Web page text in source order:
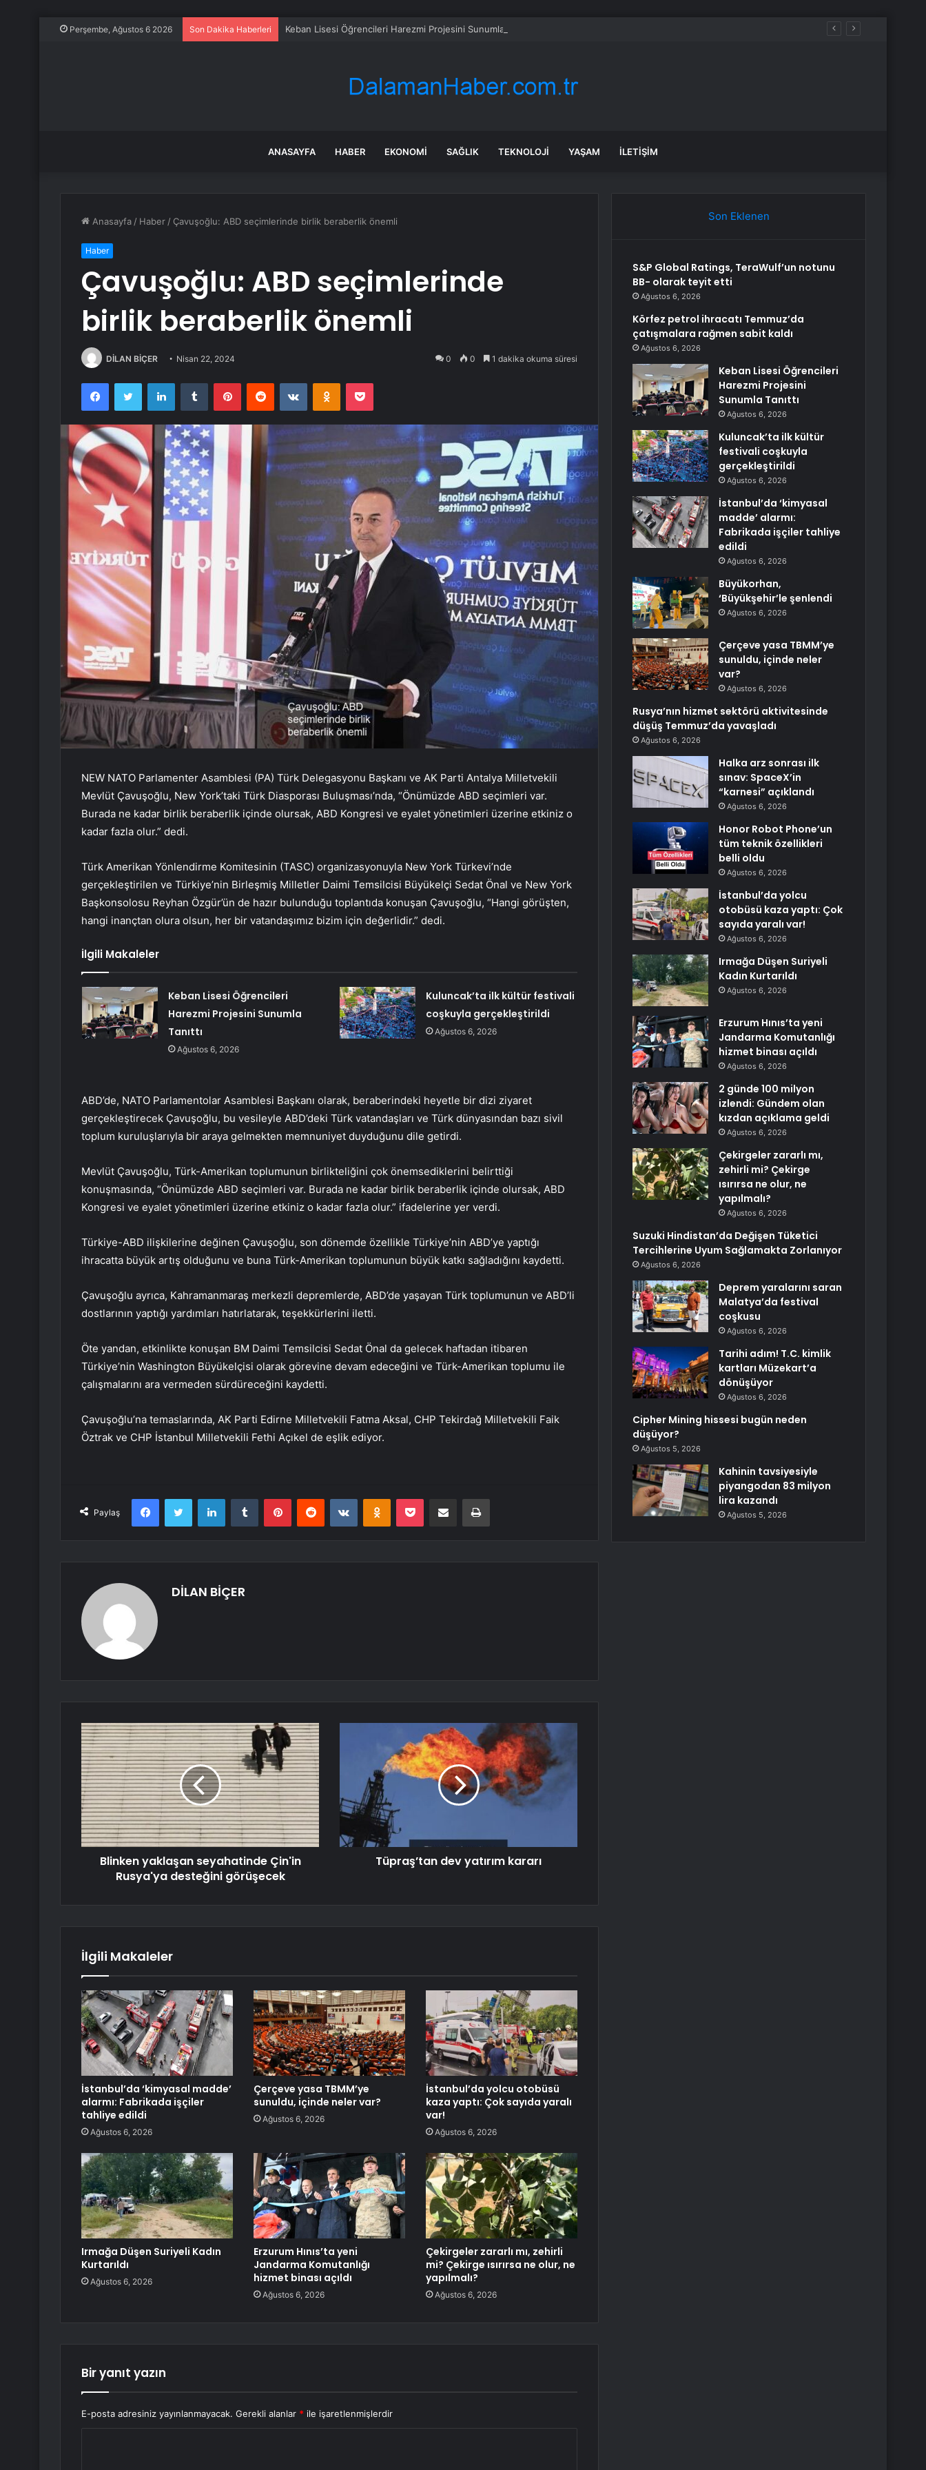
Perşembe, Ağustos 6 2026 Son Dakika Haberleri Keban Lisesi Öğrencileri Harezmi Projesini Sunumla Tanıttı
ANASAYFA HABER EKONOMI SAĞLIK TEKNOLOJI YAŞAM İLETIŞIM
Anasayfa / Haber / Çavuşoğlu: ABD seçimlerinde birlik beraberlik önemli
Haber
Çavuşoğlu: ABD seçimlerinde
birlik beraberlik önemli
DİLAN BİÇER Nisan 22, 2024 0 0 1 dakika okuma süresi
FacebookTwitter LinkedInTumblr PinterestReddit VKontakteOdnoklassniki
Pocket
NEW NATO Parlamenter Asamblesi (PA) Türk Delegasyonu Başkanı ve AK Parti Antalya Milletvekili
Mevlüt Çavuşoğlu, New York’taki Türk Diasporası Buluşması’nda, “Önümüzde ABD seçimleri var.
Burada ne kadar birlik beraberlik içinde olursak, ABD Kongresi ve eyalet yönetimleri üzerine etkiniz o
kadar fazla olur.” dedi.
Türk Amerikan Yönlendirme Komitesinin (TASC) organizasyonuyla New York Türkevi’nde
gerçekleştirilen ve Türkiye’nin Birleşmiş Milletler Daimi Temsilcisi Büyükelçi Sedat Önal ve New York
Başkonsolosu Reyhan Özgür’ün de hazır bulunduğu toplantıda konuşan Çavuşoğlu, “Hangi görüşten,
hangi inançtan olura olsun, her bir vatandaşımız bizim için değerlidir.” dedi.
İlgili Makaleler
Keban Lisesi Öğrencileri
Harezmi Projesini Sunumla
Tanıttı
Ağustos 6, 2026
Kuluncak’ta ilk kültür festivali
coşkuyla gerçekleştirildi
Ağustos 6, 2026
ABD’de, NATO Parlamentolar Asamblesi Başkanı olarak, beraberindeki heyetle bir dizi ziyaret
gerçekleştirecek Çavuşoğlu, bu vesileyle ABD’deki Türk vatandaşları ve Türk dünyasından bazı sivil
toplum kuruluşlarıyla bir araya gelmekten memnuniyet duyduğunu dile getirdi.
Mevlüt Çavuşoğlu, Türk-Amerikan toplumunun birlikteliğini çok önemsediklerini belirttiği
konuşmasında, “Önümüzde ABD seçimleri var. Burada ne kadar birlik beraberlik içinde olursak, ABD
Kongresi ve eyalet yönetimleri üzerine etkiniz o kadar fazla olur.” ifadelerine yer verdi.
Türkiye-ABD ilişkilerine değinen Çavuşoğlu, son dönemde özellikle Türkiye’nin ABD’ye yaptığı
ihracatta büyük artış olduğunu ve buna Türk-Amerikan toplumunun büyük katkı sağladığını kaydetti.
Çavuşoğlu ayrıca, Kahramanmaraş merkezli depremlerde, ABD’de yaşayan Türk toplumunun ve ABD’li
dostlarının yaptığı yardımları hatırlatarak, teşekkürlerini iletti.
Öte yandan, etkinlikte konuşan BM Daimi Temsilcisi Sedat Önal da gelecek haftadan itibaren
Türkiye’nin Washington Büyükelçisi olarak görevine devam edeceğini ve Türk-Amerikan toplumu ile
çalışmalarını ara vermeden sürdüreceğini kaydetti.
Çavuşoğlu’na temaslarında, AK Parti Edirne Milletvekili Fatma Aksal, CHP Tekirdağ Milletvekili Faik
Öztrak ve CHP İstanbul Milletvekili Fethi Açıkel de eşlik ediyor.
Paylaş
FacebookTwitter LinkedInTumblr PinterestReddit VKontakteOdnoklassniki
Pocket E-Posta ile paylaş Yazdır
DİLAN BİÇER
Blinken yaklaşan seyahatinde Çin'in
Rusya'ya desteğini görüşecek
Tüpraş’tan dev yatırım kararı
İlgili Makaleler
İstanbul’da ‘kimyasal madde’
alarmı: Fabrikada işçiler
tahliye edildi
Ağustos 6, 2026
Çerçeve yasa TBMM’ye
sunuldu, içinde neler var?
Ağustos 6, 2026
İstanbul’da yolcu otobüsü
kaza yaptı: Çok sayıda yaralı
var!
Ağustos 6, 2026
Irmağa Düşen Suriyeli Kadın
Kurtarıldı
Ağustos 6, 2026
Erzurum Hınıs’ta yeni
Jandarma Komutanlığı
hizmet binası açıldı
Ağustos 6, 2026
Çekirgeler zararlı mı, zehirli
mi? Çekirge ısırırsa ne olur, ne
yapılmalı?
Ağustos 6, 2026
Bir yanıt yazın
E-posta adresiniz yayınlanmayacak. Gerekli alanlar * ile işaretlenmişlerdir
Son Eklenen
S&P Global Ratings, TeraWulf’un notunu
BB- olarak teyit etti
Ağustos 6, 2026
Körfez petrol ihracatı Temmuz’da
çatışmalara rağmen sabit kaldı
Ağustos 6, 2026
Keban Lisesi Öğrencileri
Harezmi Projesini
Sunumla Tanıttı
Ağustos 6, 2026
Kuluncak’ta ilk kültür
festivali coşkuyla
gerçekleştirildi
Ağustos 6, 2026
İstanbul’da ‘kimyasal
madde’ alarmı:
Fabrikada işçiler tahliye
edildi
Ağustos 6, 2026
Büyükorhan,
‘Büyükşehir’le şenlendi
Ağustos 6, 2026
Çerçeve yasa TBMM’ye
sunuldu, içinde neler
var?
Ağustos 6, 2026
Rusya’nın hizmet sektörü aktivitesinde
düşüş Temmuz’da yavaşladı
Ağustos 6, 2026
Halka arz sonrası ilk
sınav: SpaceX’in
“karnesi” açıklandı
Ağustos 6, 2026
Honor Robot Phone’un
tüm teknik özellikleri
belli oldu
Ağustos 6, 2026
İstanbul’da yolcu
otobüsü kaza yaptı: Çok
sayıda yaralı var!
Ağustos 6, 2026
Irmağa Düşen Suriyeli
Kadın Kurtarıldı
Ağustos 6, 2026
Erzurum Hınıs’ta yeni
Jandarma Komutanlığı
hizmet binası açıldı
Ağustos 6, 2026
2 günde 100 milyon
izlendi: Gündem olan
kızdan açıklama geldi
Ağustos 6, 2026
Çekirgeler zararlı mı,
zehirli mi? Çekirge
ısırırsa ne olur, ne
yapılmalı?
Ağustos 6, 2026
Suzuki Hindistan’da Değişen Tüketici
Tercihlerine Uyum Sağlamakta Zorlanıyor
Ağustos 6, 2026
Deprem yaralarını saran
Malatya’da festival
coşkusu
Ağustos 6, 2026
Tarihi adım! T.C. kimlik
kartları Müzekart’a
dönüşüyor
Ağustos 6, 2026
Cipher Mining hissesi bugün neden
düşüyor?
Ağustos 5, 2026
Kahinin tavsiyesiyle
piyangodan 83 milyon
lira kazandı
Ağustos 5, 2026